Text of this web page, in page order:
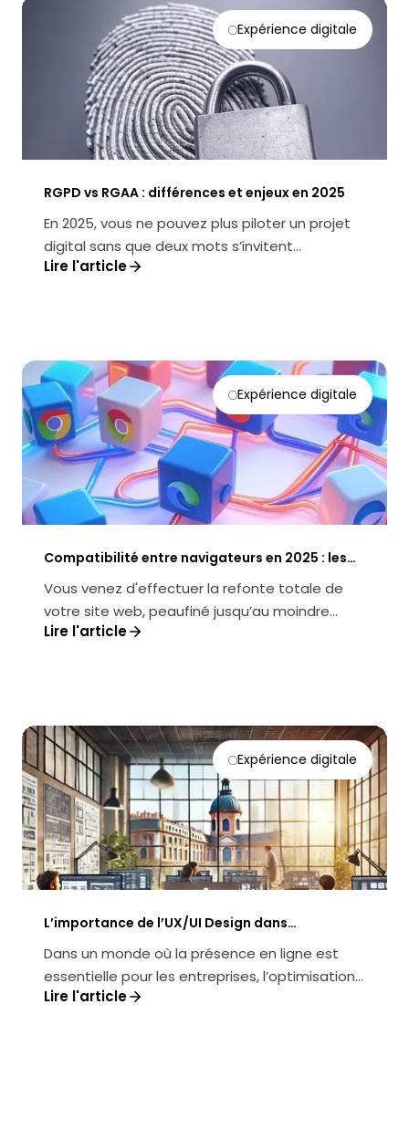
Expérience digitale
RGPD vs RGAA : différences et enjeux en 2025
En 2025, vous ne pouvez plus piloter un projet
digital sans que deux mots s’invitent
systématiquement à la table des déc...
Lire l'article
Expérience digitale
Compatibilité entre navigateurs en 2025 : les
clés d’une UX optimale
Vous venez d'effectuer la refonte totale de
votre site web, peaufiné jusqu’au moindre
détail. Sur le navigateur Chrome, ...
Lire l'article
Expérience digitale
L’importance de l’UX/UI Design dans
l’optimisation des sites web à Toulouse
Dans un monde où la présence en ligne est
essentielle pour les entreprises, l’optimisation
UX/UI des sites web à Toulous...
Lire l'article